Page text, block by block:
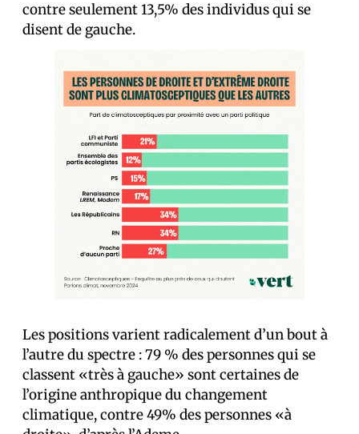
contre seulement 13,5% des individus qui se
disent de gauche.
Les positions varient radicalement d’un bout à
l’autre du spectre : 79 % des personnes qui se
classent «très à gauche» sont certaines de
l’origine anthropique du changement
climatique, contre 49% des personnes «à